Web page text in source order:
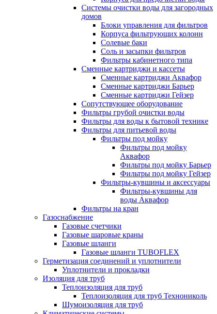
Системы очистки воды для загородных
домов
Блоки управления для фильтров
Корпуса фильтрующих колонн
Солевые баки
Соль и засыпки фильтров
Фильтры кабинетного типа
Сменные картриджи и кассеты
Сменные картриджи Аквафор
Сменные картриджи Барьер
Сменные картриджи Гейзер
Сопутствующее оборудование
Фильтры грубой очистки воды
Фильтры для воды к бытовой технике
Фильтры для питьевой воды
Фильтры под мойку
Фильтры под мойку
Аквафор
Фильтры под мойку Барьер
Фильтры под мойку Гейзер
Фильтры-кувшины и аксессуары
Фильтры-кувшины для
воды Аквафор
Фильтры на кран
Газоснабжение
Газовые счетчики
Газовые шаровые краны
Газовые шланги
Газовые шланги TUBOFLEX
Герметизация соединений и уплотнители
Уплотнители и прокладки
Изоляция для труб
Теплоизоляция для труб
Теплоизоляция для труб Технониколь
Шумоизоляция для труб